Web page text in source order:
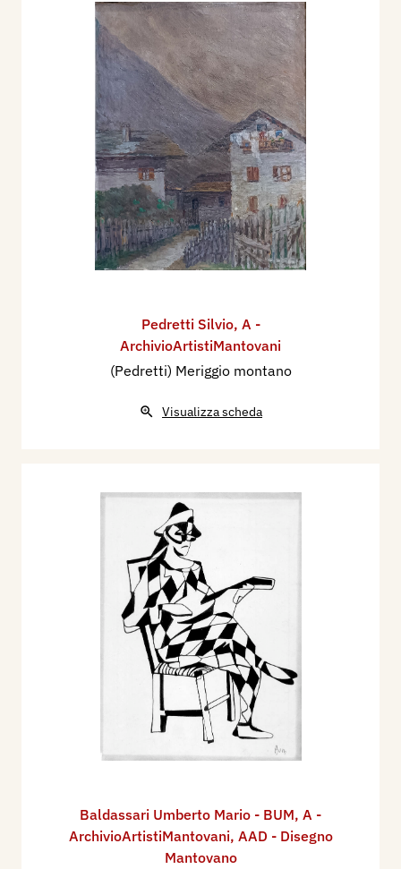
Pedretti Silvio, A -
ArchivioArtistiMantovani
(Pedretti) Meriggio montano
Visualizza scheda
Baldassari Umberto Mario - BUM, A -
ArchivioArtistiMantovani, AAD - Disegno
Mantovano